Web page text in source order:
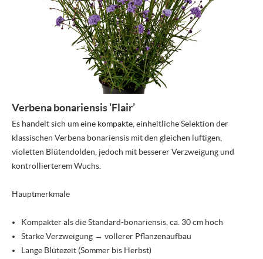
Verbena bonariensis ‘Flair’
Es handelt sich um eine kompakte, einheitliche Selektion der
klassischen Verbena bonariensis mit den gleichen luftigen,
violetten Blütendolden, jedoch mit besserer Verzweigung und
kontrollierterem Wuchs.
Hauptmerkmale
Kompakter als die Standard-bonariensis, ca. 30 cm hoch
Starke Verzweigung → vollerer Pflanzenaufbau
Lange Blütezeit (Sommer bis Herbst)